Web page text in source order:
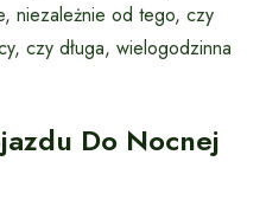
niezależnie od tego, czy
czy długa, wielogodzinna
Do Nocnej